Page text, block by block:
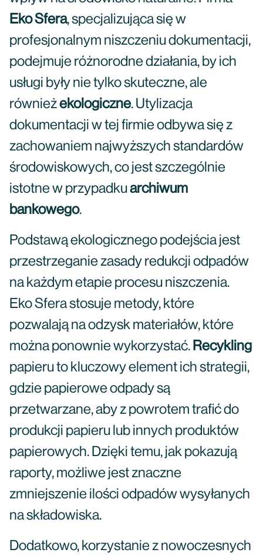
Eko Sfera, specjalizująca się w
profesjonalnym niszczeniu dokumentacji,
podejmuje różnorodne działania, by ich
usługi były nie tylko skuteczne, ale
równieżekologiczne. Utylizacja
dokumentacji w tej firmie odbywa się z
zachowaniem najwyższych standardów
środowiskowych, co jest szczególnie
istotne w przypadkuarchiwum
bankowego.
Podstawą ekologicznego podejścia jest
przestrzeganie zasady redukcji odpadów
na każdym etapie procesu niszczenia.
Eko Sfera stosuje metody, które
pozwalają na odzysk materiałów, które
można ponownie wykorzystać. Recykling
papieru to kluczowy element ich strategii,
gdzie papierowe odpady są
przetwarzane, aby z powrotem trafić do
produkcji papieru lub innych produktów
papierowych. Dzięki temu, jak pokazują
raporty, możliwe jest znaczne
zmniejszenie ilości odpadów wysyłanych
na składowiska.
Dodatkowo, korzystanie z nowoczesnych